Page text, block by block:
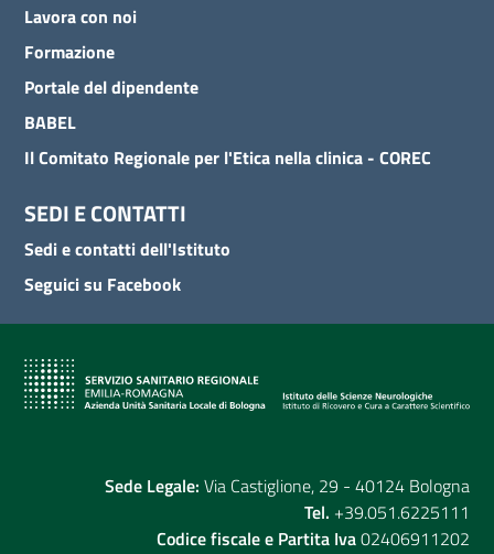
Lavora con noi
Formazione
Portale del dipendente
BABEL
Il Comitato Regionale per l'Etica nella clinica - COREC
SEDI E CONTATTI
Sedi e contatti dell'Istituto
Seguici su Facebook
Sede Legale: Via Castiglione, 29 - 40124 Bologna
Tel. +39.051.6225111
Codice fiscale e Partita Iva02406911202